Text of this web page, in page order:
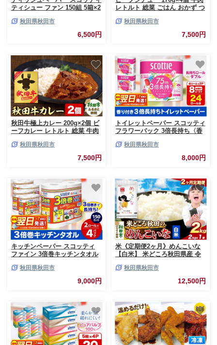
ティシュー ファン 150組 5箱×2
翌日発送 [ティッシュ スコッテ
ィ(SCOTTIE) スコッティティシ
秋田県秋田市
6,500円
レトルト 総菜 ごはん おかず つ
秋田県秋田市
7,500円
秋田牛極上カレー 200g×2個 ビ
ーフカレー レトルト 総菜 牛肉
秋田県秋田市
7,500円
トイレットペーパー スコッティ
フラワーパック 3倍長持ち〈香
秋田市オリジナル 最短翌日発送
[スコッティ フラワーパック ト
イレットペーパー 日本製紙クレ
秋田県秋田市
8,000円
キッチンペーパー スコッティ
ファイン 3倍巻キッチンタオル
田市オリジナル 最短翌日発送
[スコッティ キッチンペーパー
秋田県秋田市
9,000円
米《定期便2ヶ月》めんこいな
【白米】 米どころ秋田県産 令
[米 お米 こめ 白米 精米 ブラン
ド米 小分け ご飯 ごはん 米どこ
秋田県秋田市
12,500円